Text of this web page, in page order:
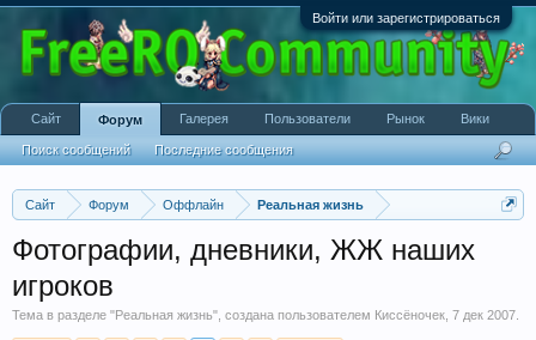
Войти или зарегистрироваться
Сайт Форум Оффлайн Реальная жизнь
Фотографии, дневники, ЖЖ наших
игроков
Тема в разделе "Реальная жизнь", создана пользователем Киссёночек 7 дек 2007
Сайт Форум
Поиск сообщений Последние сообщения
Галерея Пользователи Рынок Вики